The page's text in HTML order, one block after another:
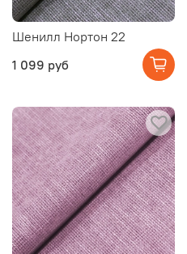
Шенилл Нортон 22
1 099 руб